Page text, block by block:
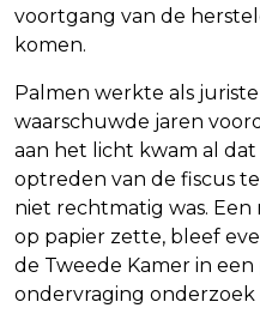
voortgang van de
komen.
Palmen werkte als
waarschuwde jaren
aan het licht kwam al
optreden van de fiscus
niet rechtmatig was. Een
op papier zette, bleef
de Tweede Kamer in
ondervraging onderzoek